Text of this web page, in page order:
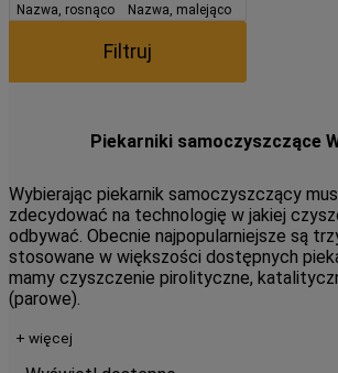
Nazwa, rosnąco
Nazwa, malejąco
Filtruj
Piekarniki samoczyszczące
Wybierając piekarnik samoczyszczący
zdecydować na technologię w jakiej
odbywać. Obecnie najpopularniejsze są
stosowane w większości dostępnych
mamy czyszczenie pirolityczne,
(parowe).
+ więcej